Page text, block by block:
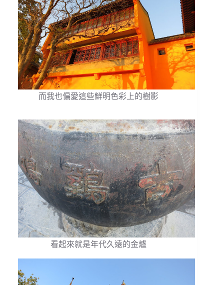
而我也偏愛這些鮮明色彩上的樹影
看起來就是年代久遠的金爐